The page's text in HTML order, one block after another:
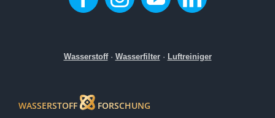
Wasserstoff· Wasserfilter· Luftreiniger
WASSERSTOFF FORSCHUNG